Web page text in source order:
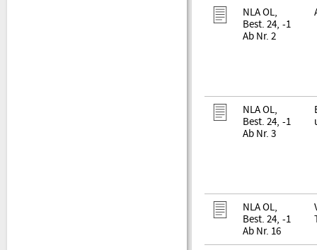
NLA OL,
Best. 24, -1
Ab Nr. 2
NLA OL,
Best. 24, -1
Ab Nr. 3
NLA OL,
Best. 24, -1
Ab Nr. 16